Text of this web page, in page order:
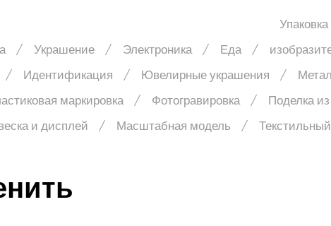
Упаковка
Украшение Электроника Еда
Идентификация Ювелирные украшения
маркировка Фотогравировка Поделка
и дисплей
Масштабная модель Текстильный